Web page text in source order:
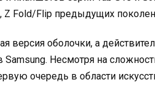
Z Fold/Flip предыдущих
версия оболочки, а
Несмотря на
очередь в области